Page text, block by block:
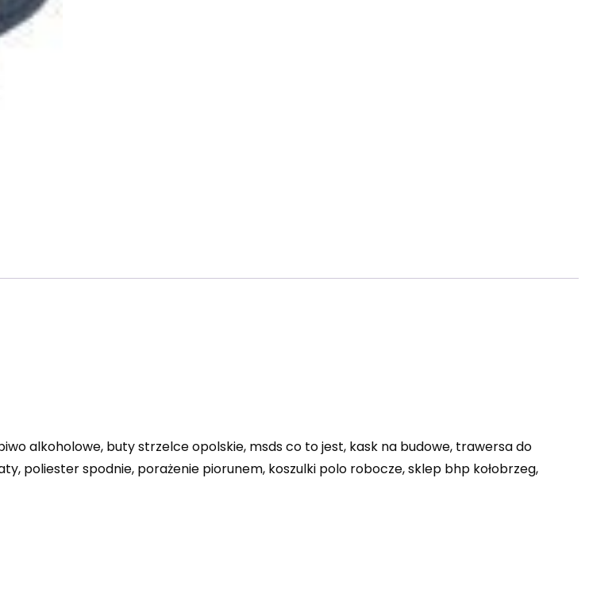
alkoholowe, buty strzelce opolskie, msds co to jest, kask na budowe, trawersa do
poliester spodnie, porażenie piorunem, koszulki polo robocze, sklep bhp kołobrzeg,